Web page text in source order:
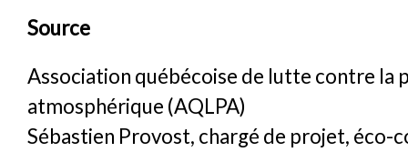
Source
Association québécoise de lutte contre la
atmosphérique (AQLPA)
Sébastien Provost, chargé de projet, éco-